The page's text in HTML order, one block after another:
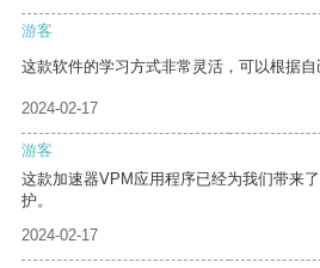
游客
这款软件的学习方式非常灵活，可以根据自
2024-02-17
游客
这款加速器VPM应用程序已经为我们带来
护。
2024-02-17